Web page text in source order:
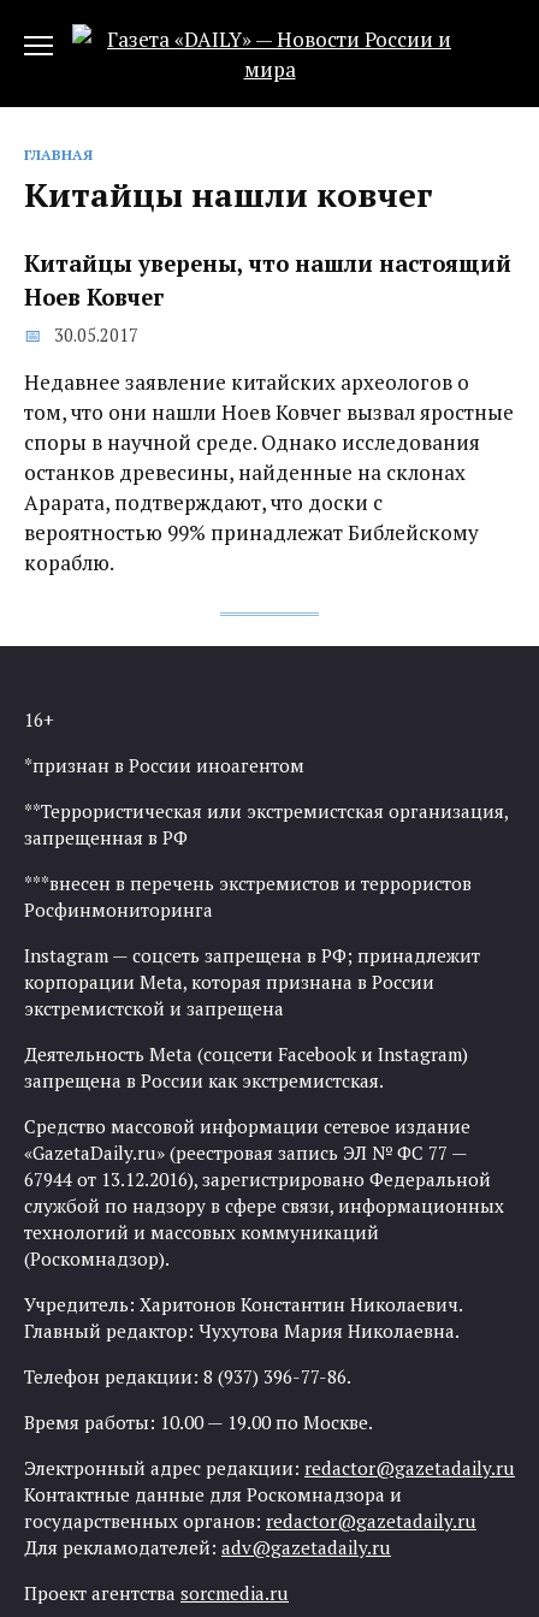
ГЛАВНАЯ
Китайцы нашли ковчег
Китайцы уверены, что нашли настоящий
Ноев Ковчег
30.05.2017
Недавнее заявление китайских археологов о
том, что они нашли Ноев Ковчег вызвал яростные
споры в научной среде. Однако исследования
останков древесины, найденные на склонах
Арарата, подтверждают, что доски с
вероятностью 99% принадлежат Библейскому
кораблю.
16+
*признан в России иноагентом
**Террористическая или экстремистская организация,
запрещенная в РФ
***внесен в перечень экстремистов и террористов
Росфинмониторинга
Instagram — соцсеть запрещена в РФ; принадлежит
корпорации Meta, которая признана в России
экстремистской и запрещена
Деятельность Meta (соцсети Facebook и Instagram)
запрещена в России как экстремистская.
Средство массовой информации сетевое издание
«GazetaDaily.ru» (реестровая запись ЭЛ № ФС 77 —
67944 от 13.12.2016), зарегистрировано Федеральной
службой по надзору в сфере связи, информационных
технологий и массовых коммуникаций
(Роскомнадзор).
Учредитель: Харитонов Константин Николаевич.
Главный редактор: Чухутова Мария Николаевна.
Телефон редакции: 8 (937) 396-77-86.
Время работы: 10.00 — 19.00 по Москве.
Электронный адрес редакции: redactor@gazetadaily.ru
Контактные данные для Роскомнадзора и
государственных органов: redactor@gazetadaily.ru
Для рекламодателей: adv@gazetadaily.ru
Проект агентства sorcmedia.ru